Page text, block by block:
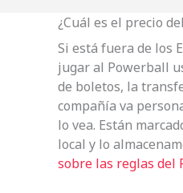
¿Cuál es el precio
Si está fuera de los
jugar al Powerball
de boletos, la
compañía va
lo vea. Están
local y lo
sobre las reglas del